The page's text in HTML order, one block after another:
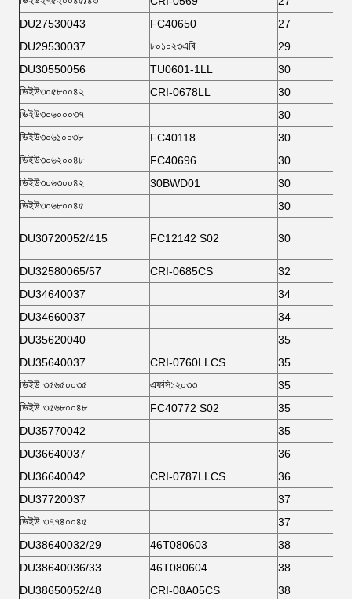
DU27530043
FC40650
27
DU29530037
৮০১০২৩এবি
29
DU30550056
TU0601-1LL
30
ডিইউ৩০৫৮০০৪২
CRI-0678LL
30
ডিইউ৩০৬০০০৩৭
30
ডিইউ৩০৬১০০৩৮
FC40118
30
ডিইউ৩০৬২০০৪৮
FC40696
30
ডিইউ৩০৬৩০০৪২
30BWD01
30
ডিইউ৩০৬৮০০৪৫
30
DU30720052/415 FC12142 S02 30
DU32580065/57 CRI-0685CS
32
DU34640037
34
DU34660037
34
DU35620040
35
DU35640037
CRI-0760LLCS
35
ডিইউ ৩৫৬৫০০৩৫
এফসি১২০৩৩
35
ডিইউ ৩৫৬৮০০৪৮
FC40772 S02
35
DU35770042
35
DU36640037
36
DU36640042
CRI-0787LLCS
36
DU37720037
37
ডিইউ ৩৭৭৪০০৪৫
37
DU38640032/29
46T080603
38
DU38640036/33
46T080604
38
DU38650052/48
CRI-08A05CS 38